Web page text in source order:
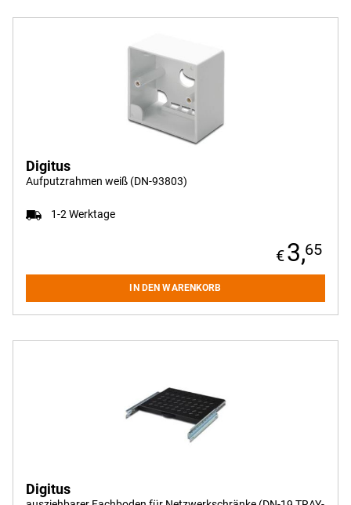
Aufputzrahmen weiß (DN-93803)
1-2 Werktage
3,65
Digitus
IN DEN WARENKORB
Digitus